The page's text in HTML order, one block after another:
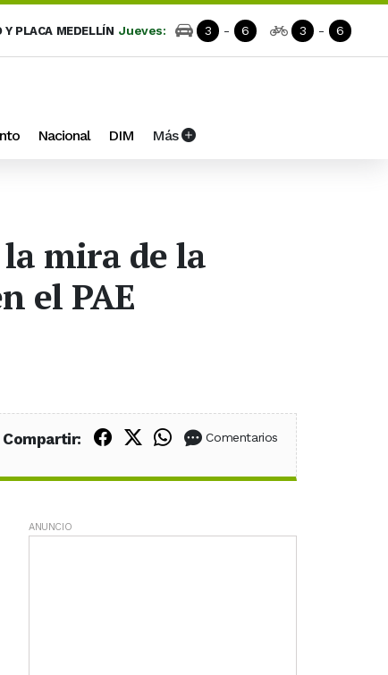
Y PLACA MEDELLÍN Jueves: 3 - 6 3 - 6
Nacional DIM Más
mira de la
el PAE
Compartir: Compartir en Facebook
Compartir en X (Twitter)
Compartir en WhatsApp
Comentarios
ANUNCIO